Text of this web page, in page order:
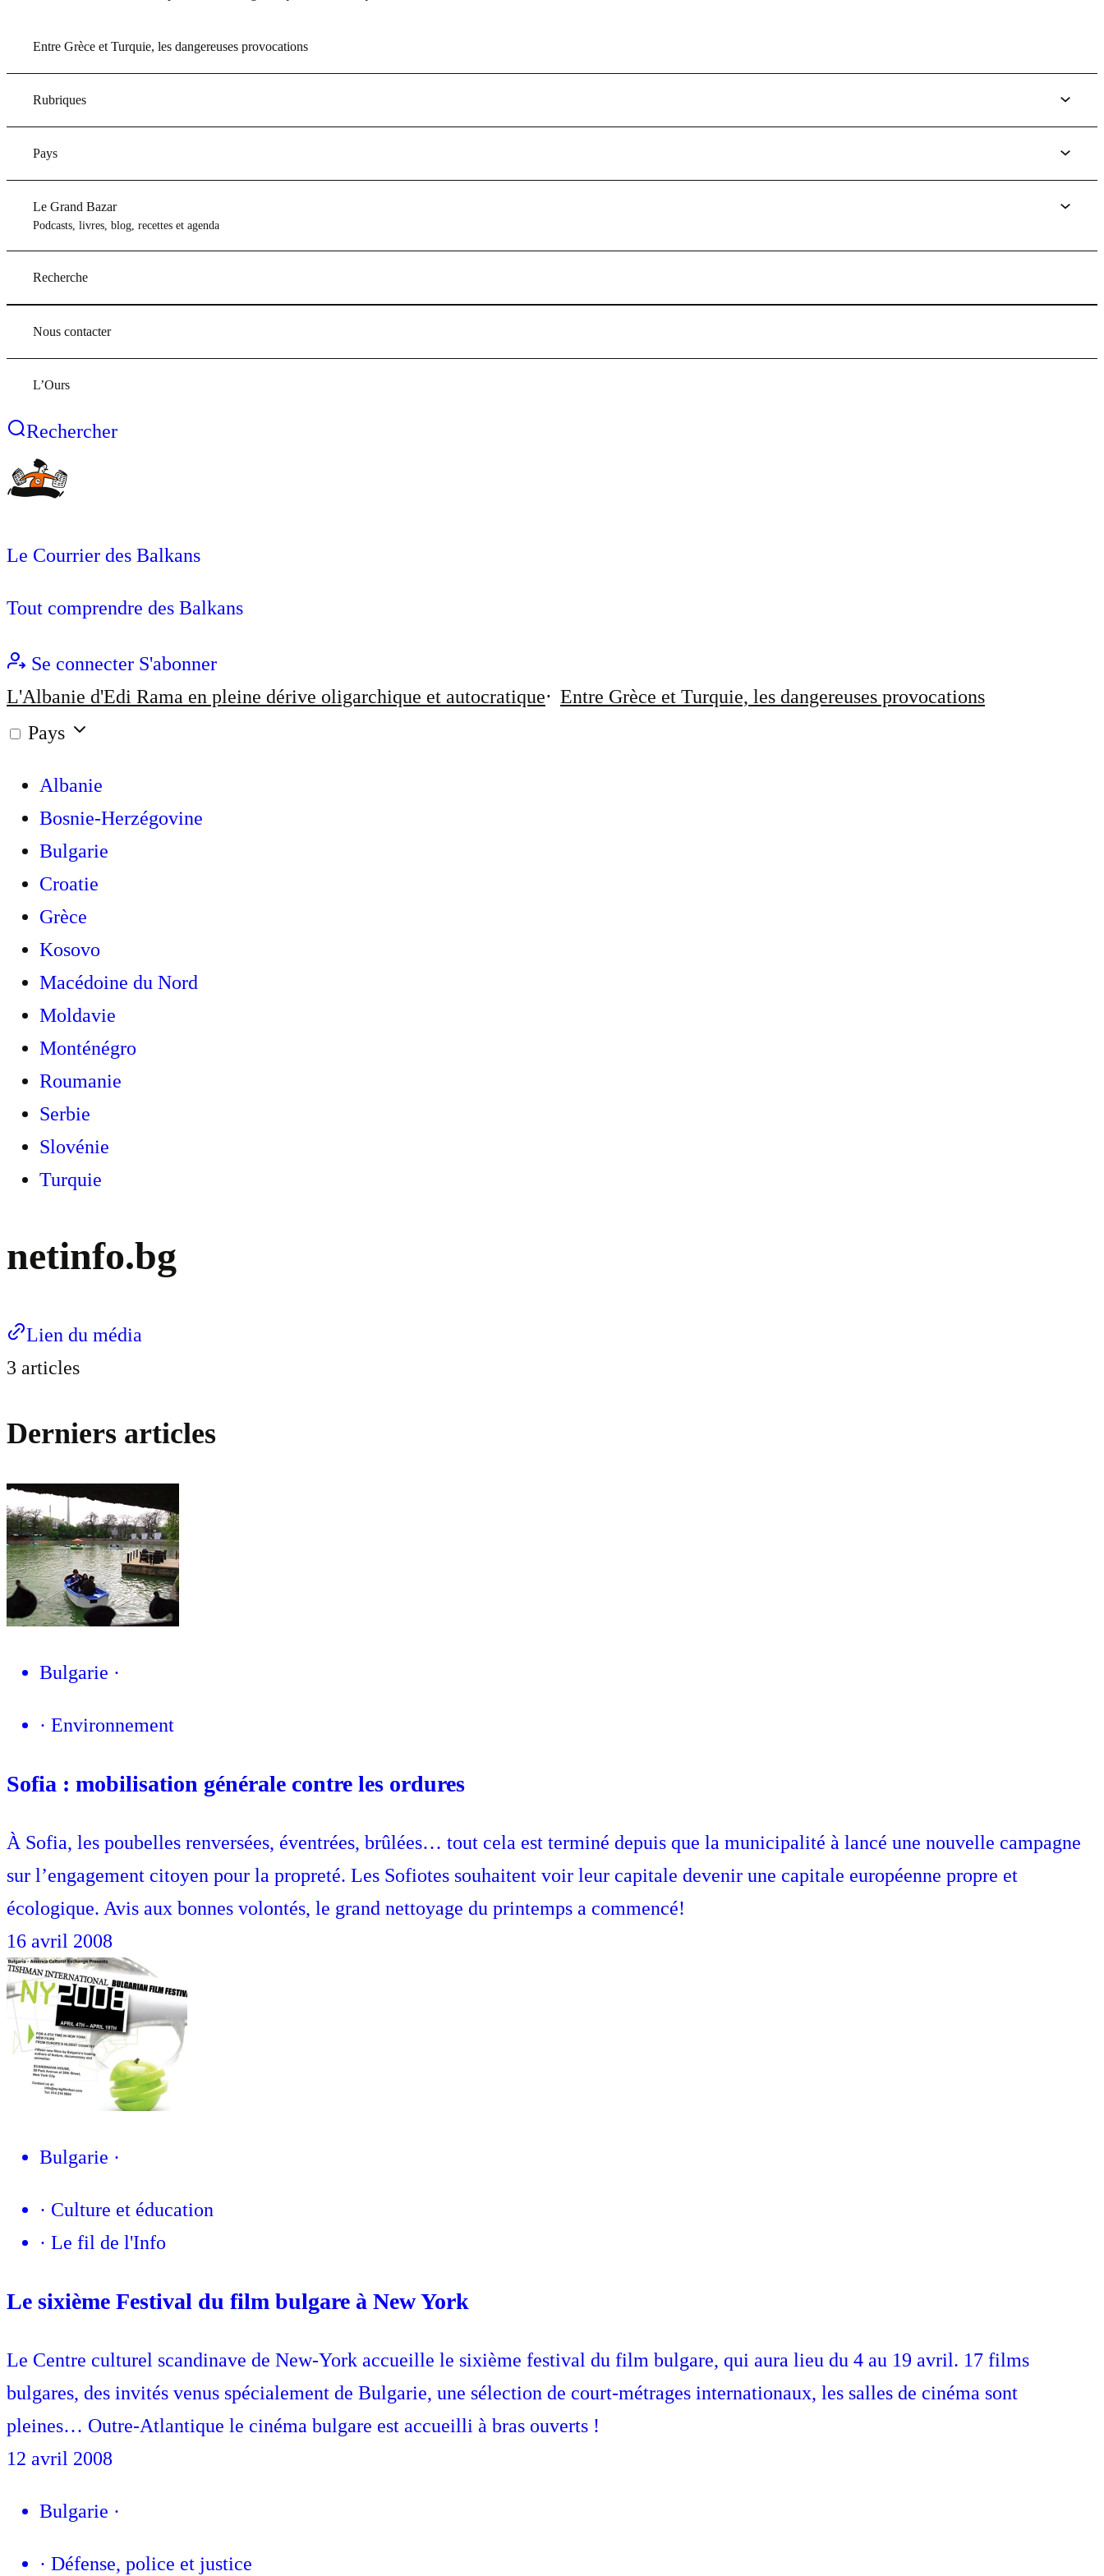
Entre Grèce et Turquie, les dangereuses provocations
Rubriques
Pays
Le Grand Bazar
Podcasts, livres, blog, recettes et agenda
Recherche
Nous contacter
L’Ours
Rechercher
Le Courrier des Balkans
Tout comprendre des Balkans
Se connecter S'abonner
L'Albanie d'Edi Rama en pleine dérive oligarchique et autocratique
Entre Grèce et Turquie, les dangereuses provocations
Pays
Albanie
Bosnie-Herzégovine
Bulgarie
Croatie
Grèce
Kosovo
Macédoine du Nord
Moldavie
Monténégro
Roumanie
Serbie
Slovénie
Turquie
netinfo.bg
Lien du média
3 articles
Derniers articles
Bulgarie ·
· Environnement
Sofia : mobilisation générale contre les ordures
À Sofia, les poubelles renversées, éventrées, brûlées… tout cela est terminé depuis que la municipalité à lancé une nouvelle campagne
sur l’engagement citoyen pour la propreté. Les Sofiotes souhaitent voir leur capitale devenir une capitale européenne propre et
écologique. Avis aux bonnes volontés, le grand nettoyage du printemps a commencé!
16 avril 2008
Bulgarie ·
· Culture et éducation
· Le fil de l'Info
Le sixième Festival du film bulgare à New York
Le Centre culturel scandinave de New-York accueille le sixième festival du film bulgare, qui aura lieu du 4 au 19 avril. 17 films
bulgares, des invités venus spécialement de Bulgarie, une sélection de court-métrages internationaux, les salles de cinéma sont
pleines… Outre-Atlantique le cinéma bulgare est accueilli à bras ouverts !
12 avril 2008
Bulgarie ·
· Défense, police et justice